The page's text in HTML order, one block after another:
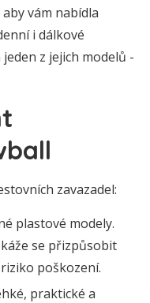
vám nabídla
i dálkové
z jejich modelů -
zavazadel:
plastové modely.
se přizpůsobit
poškození.
praktické a